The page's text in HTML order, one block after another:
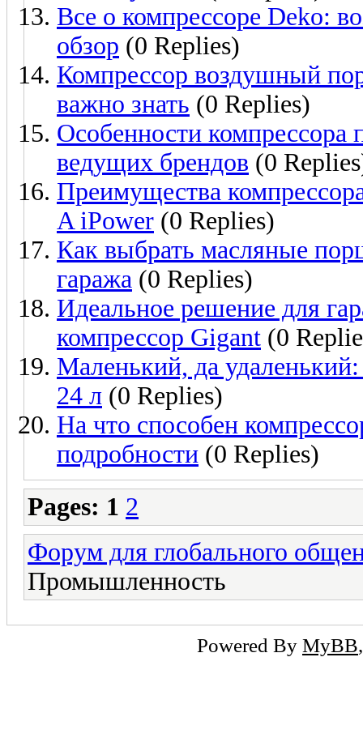
Все о компрессоре Deko:
обзор (0 Replies)
Компрессор воздушный
важно знать (0 Replies)
Особенности компрессора
ведущих брендов (0
Преимущества
A iPower (0 Replies)
Как выбрать масляные
гаража (0 Replies)
Идеальное решение для
компрессор Gigant (0
Маленький, да
24 л (0 Replies)
На что способен
подробности (0 Replies)
Pages: 1 2
Форум для глобального
Промышленность
Powered By MyBB